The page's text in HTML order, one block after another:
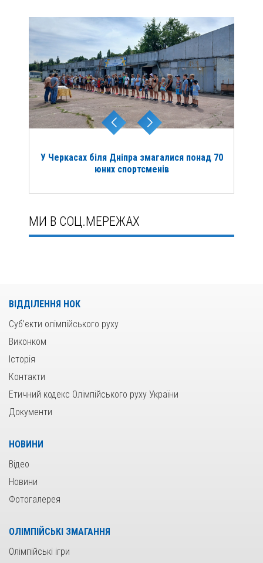
У Черкасах біля Дніпра змагалися понад 70
юних спортсменів
МИ В СОЦ.МЕРЕЖАХ
ВІДДІЛЕННЯ НОК
Суб’єкти олімпійського руху
Виконком
Історія
Контакти
Етичний кодекс Олімпійського руху України
Документи
НОВИНИ
Відео
Новини
Фотогалерея
ОЛІМПІЙСЬКІ ЗМАГАННЯ
Олімпійські ігри